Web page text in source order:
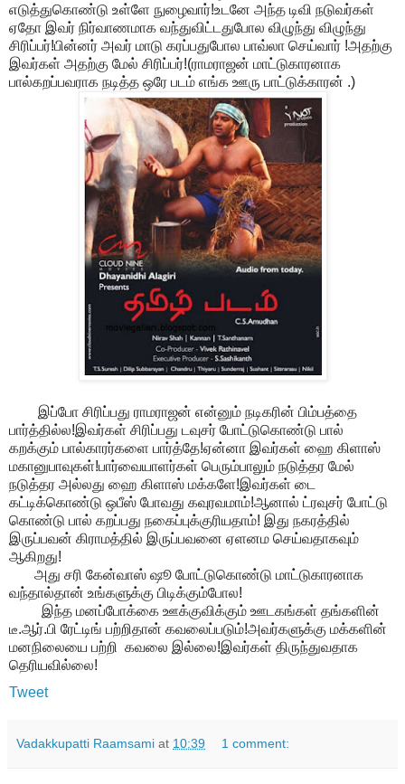
எடுத்துகொண்டு உள்ளே நுழைவார்!உடனே அந்த டிவி நடுவர்கள்
ஏதோ இவர் நிர்வாணமாக வந்துவிட்டதுபோல விழுந்து விழுந்து
சிரிப்பர்!பின்னர் அவர் மாடு கரப்பதுபோல பாவ்லா செய்வார் !அதற்கு
இவர்கள் அதற்கு மேல் சிரிப்பர்!(ராமராஜன் மாட்டுகாரனாக
பால்கறப்பவராக நடித்த ஒரே படம் எங்க ஊரு பாட்டுக்காரன் .)
இப்போ சிரிப்பது ராமராஜன் என்னும் நடிகரின் பிம்பத்தை
பார்த்தில்ல!இவர்கள் சிரிப்பது டவுசர் போட்டுகொண்டு பால்
கறக்கும் பால்காரர்களை பார்த்தே!ஏன்னா இவர்கள் ஹை கிளாஸ்
மகானுபாவுகள்!பார்வையாளர்கள் பெரும்பாலும் நடுத்தர மேல்
நடுத்தர அல்லது ஹை கிளாஸ் மக்களே!இவர்கள் டை
கட்டிக்கொண்டு ஒபீஸ் போவது கவுரவமாம்!ஆனால் ட்ரவுசர் போட்டு
கொண்டு பால் கறப்பது நகைப்புக்குரியதாம்! இது நகரத்தில்
இருப்பவன் கிராமத்தில் இருப்பவனை ஏளனம செய்வதாகவும்
ஆகிறது!
அது சரி கேன்வாஸ் ஷூ போட்டுகொண்டு மாட்டுகாரனாக
வந்தால்தான் உங்களுக்கு பிடிக்கும்போல!
இந்த மனப்போக்கை ஊக்குவிக்கும் ஊடகங்கள் தங்களின்
டீ.ஆர்.பி ரேட்டிங் பற்றிதான் கவலைப்படும்!அவர்களுக்கு மக்களின்
மனநிலையை பற்றி கவலை இல்லை!இவர்கள் திருந்துவதாக
தெரியவில்லை!
Tweet
Vadakkupatti Raamsami at 10:39 1 comment: